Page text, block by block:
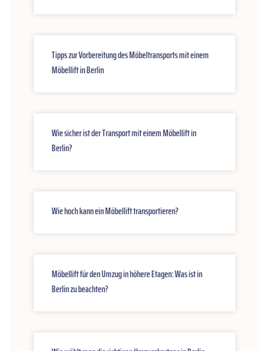
Tipps zur Vorbereitung des Möbeltransports mit einem
Möbellift in Berlin
Wie sicher ist der Transport mit einem Möbellift in
Berlin?
Wie hoch kann ein Möbellift transportieren?
Möbellift für den Umzug in höhere Etagen: Was ist in
Berlin zu beachten?